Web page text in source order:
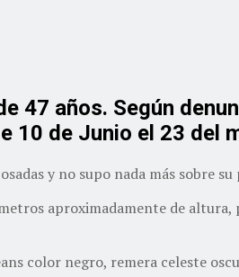
47 años. Según
10 de Junio el 23 del
y no supo nada más sobre su
aproximadamente de
color negro, remera celeste